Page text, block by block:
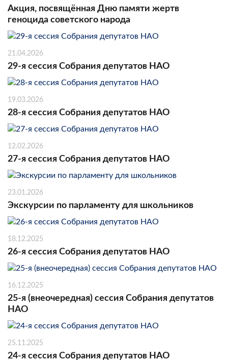
Акция, посвящённая Дню памяти жертв
геноцида советского народа
21.04.2026
29-я сессия Собрания депутатов НАО
19.03.2026
28-я сессия Собрания депутатов НАО
12.02.2026
27-я сессия Собрания депутатов НАО
23.01.2026
Экскурсии по парламенту для школьников
18.12.2025
26-я сессия Собрания депутатов НАО
16.12.2025
25-я (внеочередная) сессия Собрания депутатов
НАО
25.11.2025
24-я сессия Собрания депутатов НАО